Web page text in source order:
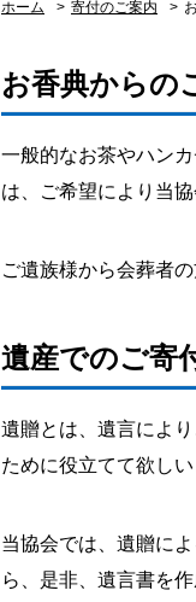
ホーム > 寄付のご案内 >
お香典からの
一般的なお茶やハン
は、ご希望により当
ご遺族様から会葬者
遺産でのご寄
遺贈とは、遺言によ
ために役立てて欲し
当協会では、遺贈に
ら、是非、遺言書を